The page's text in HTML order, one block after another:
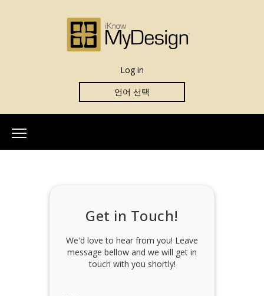
Log in
언어 선택
우리 팀
iKnowMyDesign DISC
Get in Touch!
We'd love to hear from you! Leave
message bellow and we will get in
touch with you shortly!